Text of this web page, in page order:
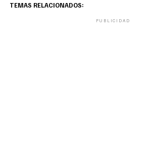
TEMAS RELACIONADOS:
PUBLICIDAD